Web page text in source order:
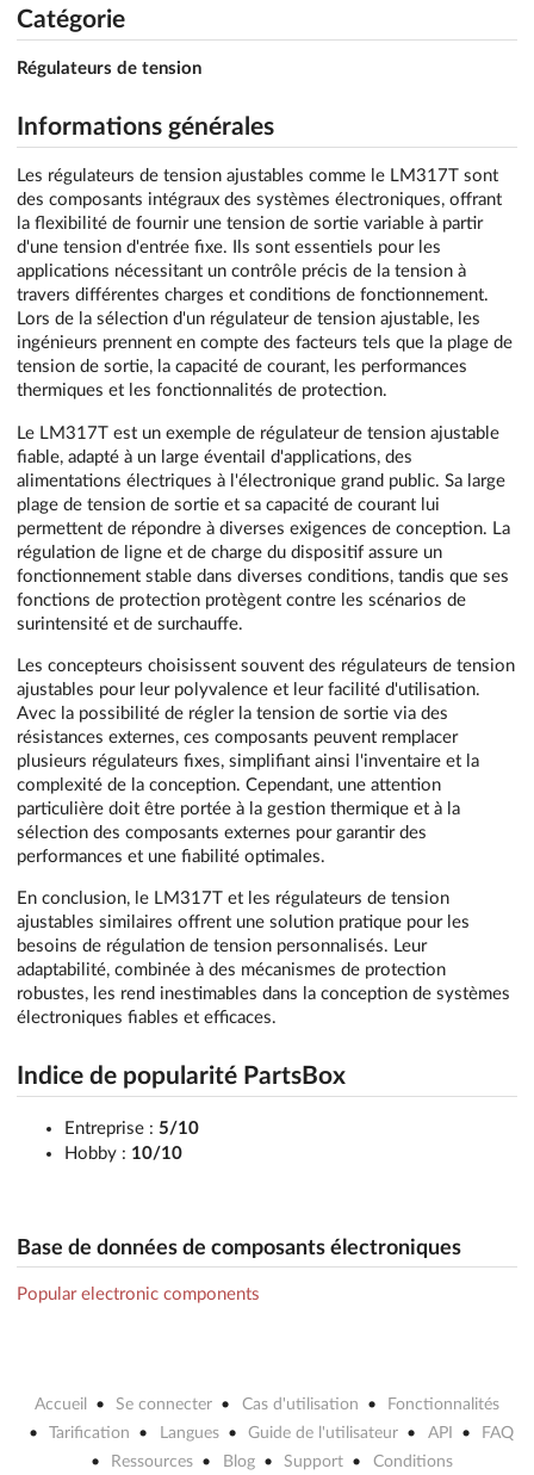
Catégorie
Régulateurs de tension
Informations générales
Les régulateurs de tension ajustables comme le LM317T sont
des composants intégraux des systèmes électroniques, offrant
la flexibilité de fournir une tension de sortie variable à partir
d'une tension d'entrée fixe. Ils sont essentiels pour les
applications nécessitant un contrôle précis de la tension à
travers différentes charges et conditions de fonctionnement.
Lors de la sélection d'un régulateur de tension ajustable, les
ingénieurs prennent en compte des facteurs tels que la plage de
tension de sortie, la capacité de courant, les performances
thermiques et les fonctionnalités de protection.
Le LM317T est un exemple de régulateur de tension ajustable
fiable, adapté à un large éventail d'applications, des
alimentations électriques à l'électronique grand public. Sa large
plage de tension de sortie et sa capacité de courant lui
permettent de répondre à diverses exigences de conception. La
régulation de ligne et de charge du dispositif assure un
fonctionnement stable dans diverses conditions, tandis que ses
fonctions de protection protègent contre les scénarios de
surintensité et de surchauffe.
Les concepteurs choisissent souvent des régulateurs de tension
ajustables pour leur polyvalence et leur facilité d'utilisation.
Avec la possibilité de régler la tension de sortie via des
résistances externes, ces composants peuvent remplacer
plusieurs régulateurs fixes, simplifiant ainsi l'inventaire et la
complexité de la conception. Cependant, une attention
particulière doit être portée à la gestion thermique et à la
sélection des composants externes pour garantir des
performances et une fiabilité optimales.
En conclusion, le LM317T et les régulateurs de tension
ajustables similaires offrent une solution pratique pour les
besoins de régulation de tension personnalisés. Leur
adaptabilité, combinée à des mécanismes de protection
robustes, les rend inestimables dans la conception de systèmes
électroniques fiables et efficaces.
Indice de popularité PartsBox
Entreprise : 5/10
Hobby : 10/10
Base de données de composants électroniques
Popular electronic components
Accueil Se connecter Cas d'utilisation
Fonctionnalités
Tarification
Langues Guide de l'utilisateur API
FAQ
Ressources
Blog Support Conditions